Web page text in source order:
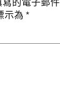
示為*